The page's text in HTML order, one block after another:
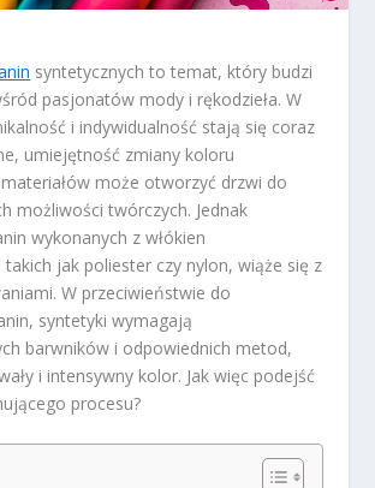
syntetycznych to temat, który budzi
pasjonatów mody i rękodzieła. W
i indywidualność stają się coraz
umiejętność zmiany koloru
może otworzyć drzwi do
możliwości twórczych. Jednak
wykonanych z włókien
takich jak poliester czy nylon, wiąże się z
W przeciwieństwie do
syntetyki wymagają
barwników i odpowiednich metod,
i intensywny kolor. Jak więc podejść
procesu?